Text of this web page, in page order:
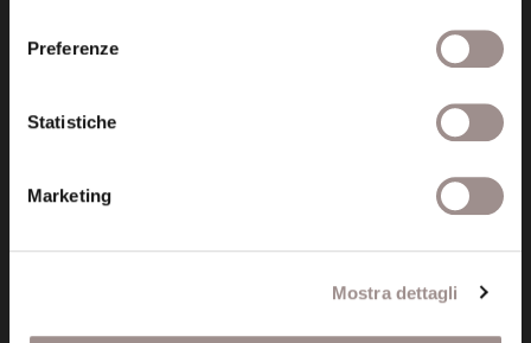
Preferenze
Statistiche
Marketing
Mostra dettagli
fondazionecollegiosancarlo@legalmail.it
Informazioni